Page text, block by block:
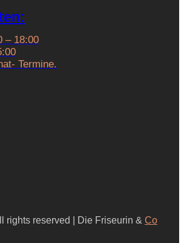
– 18:00
Termine.
rights reserved | Die Friseurin & Co